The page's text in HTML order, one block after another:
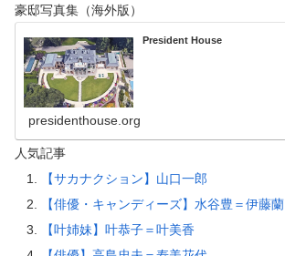
豪邸写真集（海外版）
President House
presidenthouse.org
人気記事
【サカナクション】山口一郎
【俳優・キャンディーズ】水谷豊＝伊藤蘭
【叶姉妹】叶恭子＝叶美香